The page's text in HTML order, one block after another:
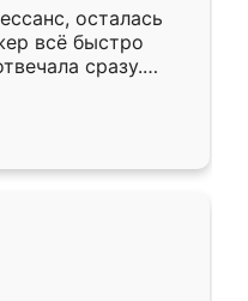
осталась
всё быстро
сразу.
подошёл к
Собрали
аккуратно, даже